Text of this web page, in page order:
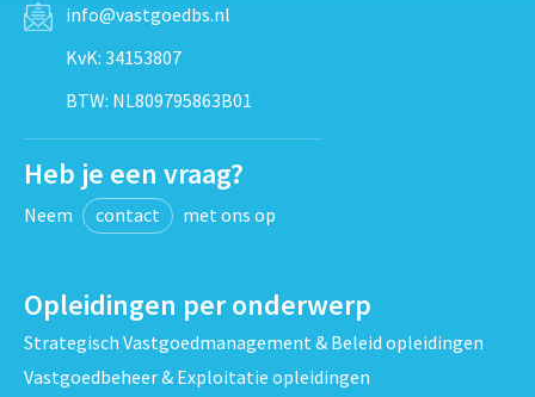
info@vastgoedbs.nl
KvK: 34153807
BTW: NL809795863B01
Heb je een vraag?
Neem contact met ons op
Opleidingen per onderwerp
Strategisch Vastgoedmanagement & Beleid opleidingen
Vastgoedbeheer & Exploitatie opleidingen